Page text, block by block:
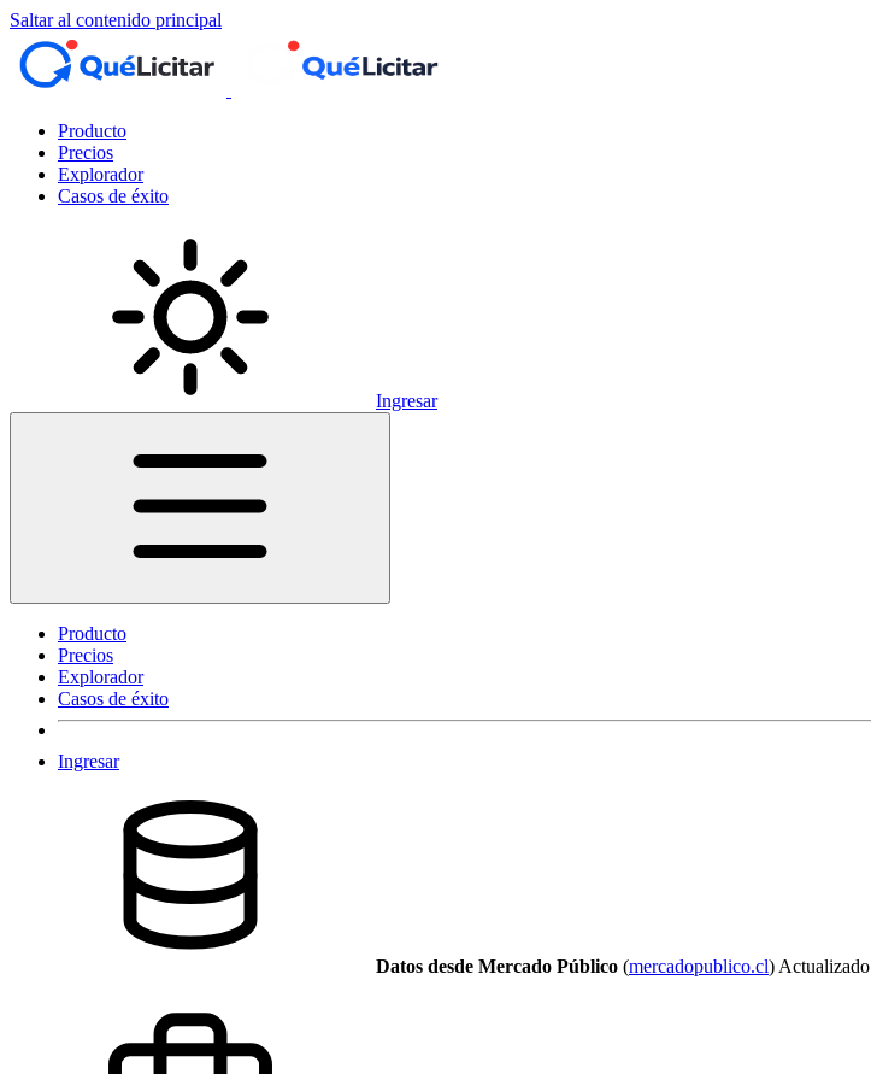
Saltar al contenido principal
Producto
Precios
Explorador
Casos de éxito
Ingresar
Producto
Precios
Explorador
Casos de éxito
Ingresar
Datos desde Mercado Público (mercadopublico.cl) Actualizado